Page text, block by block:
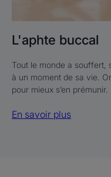
L'aphte buccal
Tout le monde a souffert,
à un moment de sa vie.
pour mieux s’en prémunir.
En savoir plus